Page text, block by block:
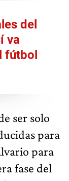
del
va
fútbol
ser solo
para
para
fase del